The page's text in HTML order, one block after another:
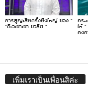
การสูญเสียครั้งยิ่งใหญ่ ของ ”
“ดีเจเชาเชา ชวลิต ”
กร
ให้
คงค
เพิ่มเราเป็นเพื่อนสิค่ะ